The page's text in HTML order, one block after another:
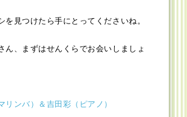
を見つけたら手にとってくださいね。
ん、まずはせんくらでお会いしましょ
リンバ）＆吉田彩（ピアノ）